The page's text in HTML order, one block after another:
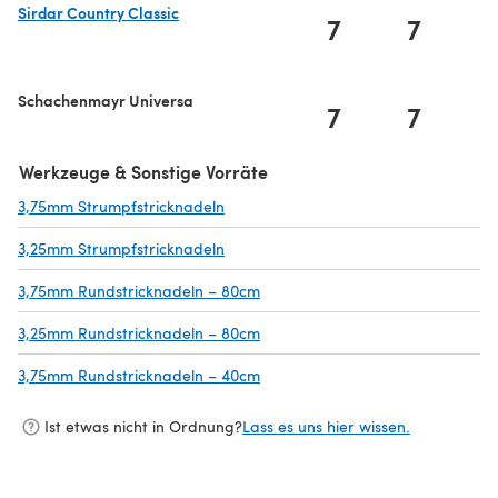
Sirdar Country Classic
7 7
Schachenmayr Universa 7 7
Werkzeuge & Sonstige Vorräte
3,75mm Strumpfstricknadeln
3,25mm Strumpfstricknadeln
3,75mm Rundstricknadeln – 80cm
3,25mm Rundstricknadeln – 80cm
3,75mm Rundstricknadeln – 40cm
Ist etwas nicht in Ordnung?Lass es uns hier wissen.